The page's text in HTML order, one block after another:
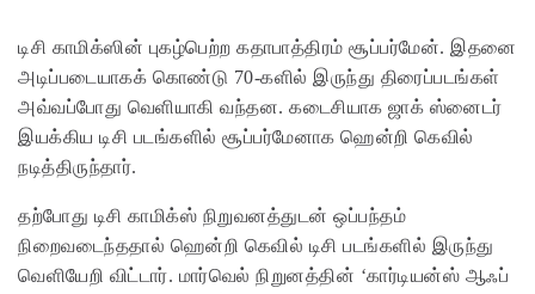
டிசி காமிக்ஸின் புகழ்பெற்ற கதாபாத்திரம் சூப்பர்மேன். இதனை
அடிப்படையாகக் கொண்டு 70-களில் இருந்து திரைப்படங்கள்
அவ்வப்போது வெளியாகி வந்தன. கடைசியாக ஜாக் ஸ்னைடர்
இயக்கிய டிசி படங்களில் சூப்பர்மேனாக ஹென்றி கெவில்
நடித்திருந்தார்.
தற்போது டிசி காமிக்ஸ் நிறுவனத்துடன் ஒப்பந்தம்
நிறைவடைந்ததால் ஹென்றி கெவில் டிசி படங்களில் இருந்து
வெளியேறி விட்டார். மார்வெல் நிறுனத்தின் ‘கார்டியன்ஸ் ஆஃப்